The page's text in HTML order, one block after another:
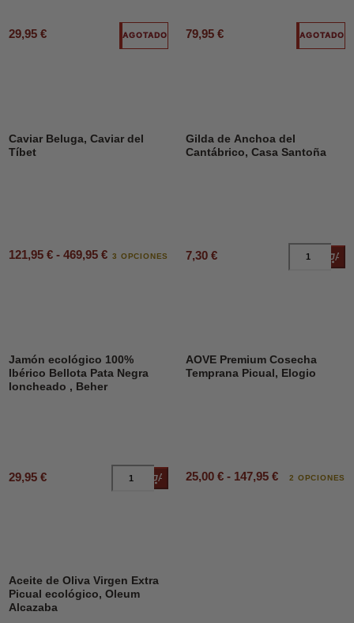
29,95 € AGOTADO 79,95 € AGOTADO
Caviar Beluga, Caviar del
Tíbet
121,95 € - 469,95 € 3 OPCIONES
Gilda de Anchoa del
Cantábrico, Casa Santoña
7,30 €
Jamón ecológico 100%
Ibérico Bellota Pata Negra
loncheado , Beher
29,95 € Añadir al carrito
AOVE Premium Cosecha
Temprana Picual, Elogio
25,00 € - 147,95 € 2 OPCIONES
Aceite de Oliva Virgen Extra
Picual ecológico, Oleum
Alcazaba